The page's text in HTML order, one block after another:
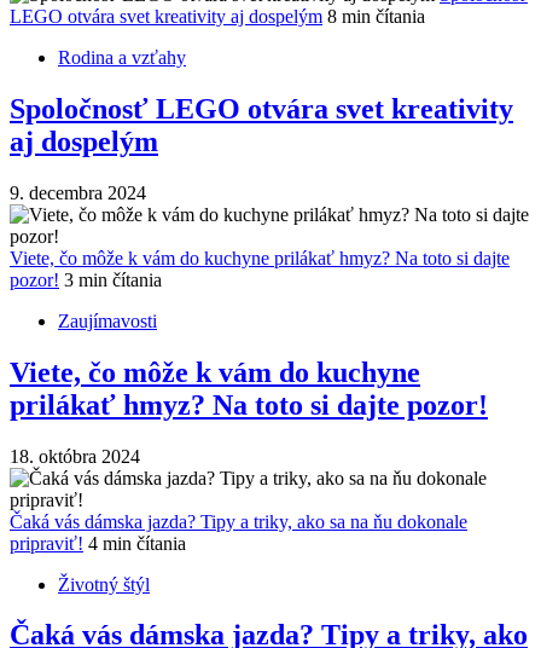
LEGO otvára svet kreativity aj dospelým 8 min čítania
Rodina a vzťahy
Spoločnosť LEGO otvára svet kreativity
aj dospelým
9. decembra 2024
Viete, čo môže k vám do kuchyne prilákať hmyz? Na toto si dajte
pozor! 3 min čítania
Zaujímavosti
Viete, čo môže k vám do kuchyne
prilákať hmyz? Na toto si dajte pozor!
18. októbra 2024
Čaká vás dámska jazda? Tipy a triky, ako sa na ňu dokonale
pripraviť! 4 min čítania
Životný štýl
Čaká vás dámska jazda? Tipy a triky, ako